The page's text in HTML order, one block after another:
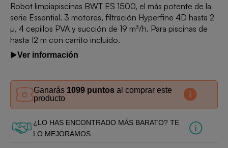
Robot limpiapiscinas BWT ES 1500, el más potente de la
serie Essential. 3 motores, filtración Hyperfine 4D hasta 2
µ, 4 cepillos PVA y succión de 19 m³/h. Para piscinas de
hasta 12 m con carrito incluido.
Ver información
Ganarás 1099 puntos al comprar este
producto
¿LO HAS ENCONTRADO MÁS BARATO? TE
LO MEJORAMOS